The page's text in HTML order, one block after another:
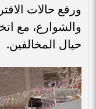
ورفع حالات
والشوارع، مع
حيال المخالفين.